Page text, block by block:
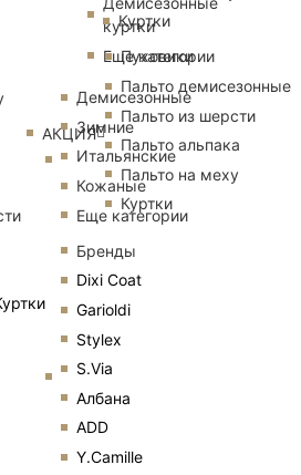
куртки
Еще категории
Демисезонные
Зимние
Итальянские
Кожаные
Еще категории
Бренды
Dixi Coat
Garioldi
Stylex
S.Via
Албана
ADD
Y.Camille
Куртки
АКЦИЯ
Пуховики
Пальто демисезонные
Пальто из шерсти
Пальто альпака
Пальто на меху
Куртки